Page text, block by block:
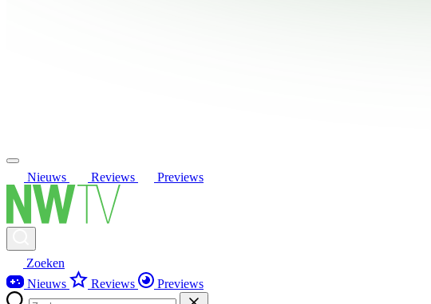
Nieuws Reviews Previews
Zoeken
Nieuws
Reviews Previews